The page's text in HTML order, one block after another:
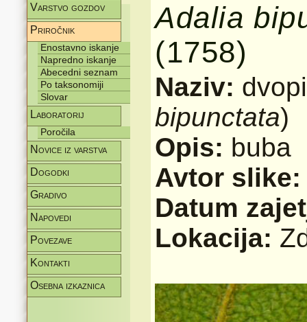
Varstvo gozdov
Priročnik
Enostavno iskanje
Napredno iskanje
Abecedni seznam
Po taksonomiji
Slovar
Laboratorij
Poročila
Novice iz varstva
Dogodki
Gradivo
Napovedi
Povezave
Kontakti
Osebna izkaznica
Adalia
(1758)
Naziv:
bipunctata)
Opis: buba
Avtor
Datum
Lokacija: